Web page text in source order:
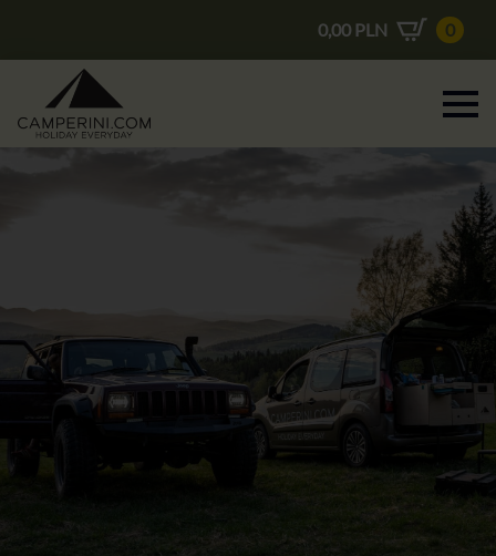
0,00 PLN 0